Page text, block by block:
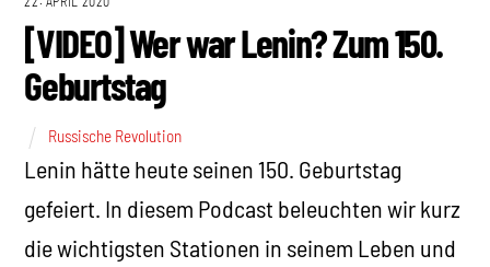
[VIDEO] Wer war Lenin? Zum 150.
Geburtstag
Russische Revolution
Lenin hätte heute seinen 150. Geburtstag
gefeiert. In diesem Podcast beleuchten wir kurz
die wichtigsten Stationen in seinem Leben und